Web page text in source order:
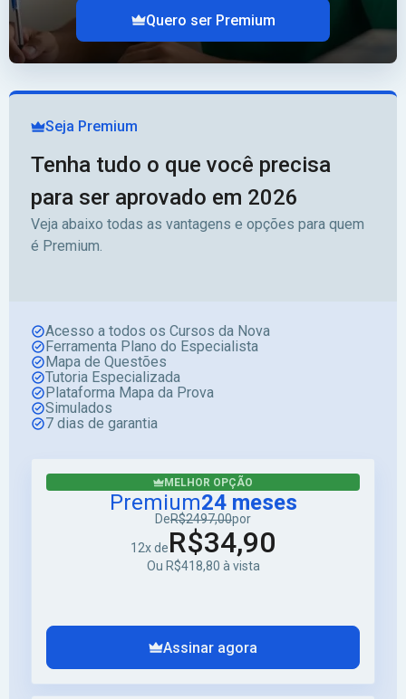
Quero ser Premium
Seja Premium
Tenha tudo o que você precisa
para ser aprovado em 2026
Veja abaixo todas as vantagens e opções para quem
é Premium.
Acesso a todos os Cursos da Nova
Ferramenta Plano do Especialista
Mapa de Questões
Tutoria Especializada
Plataforma Mapa da Prova
Simulados
7 dias de garantia
MELHOR OPÇÃO
Premium24 meses
DeR$2497,00por
12x deR$34,90
Ou R$418,80 à vista
Assinar agora